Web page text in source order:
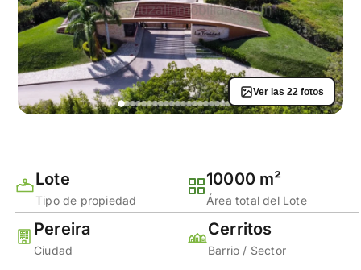
Ver las 22 fotos
Lote
Tipo de propiedad
10000 m²
Área total del Lote
Pereira
Ciudad
Cerritos
Barrio / Sector